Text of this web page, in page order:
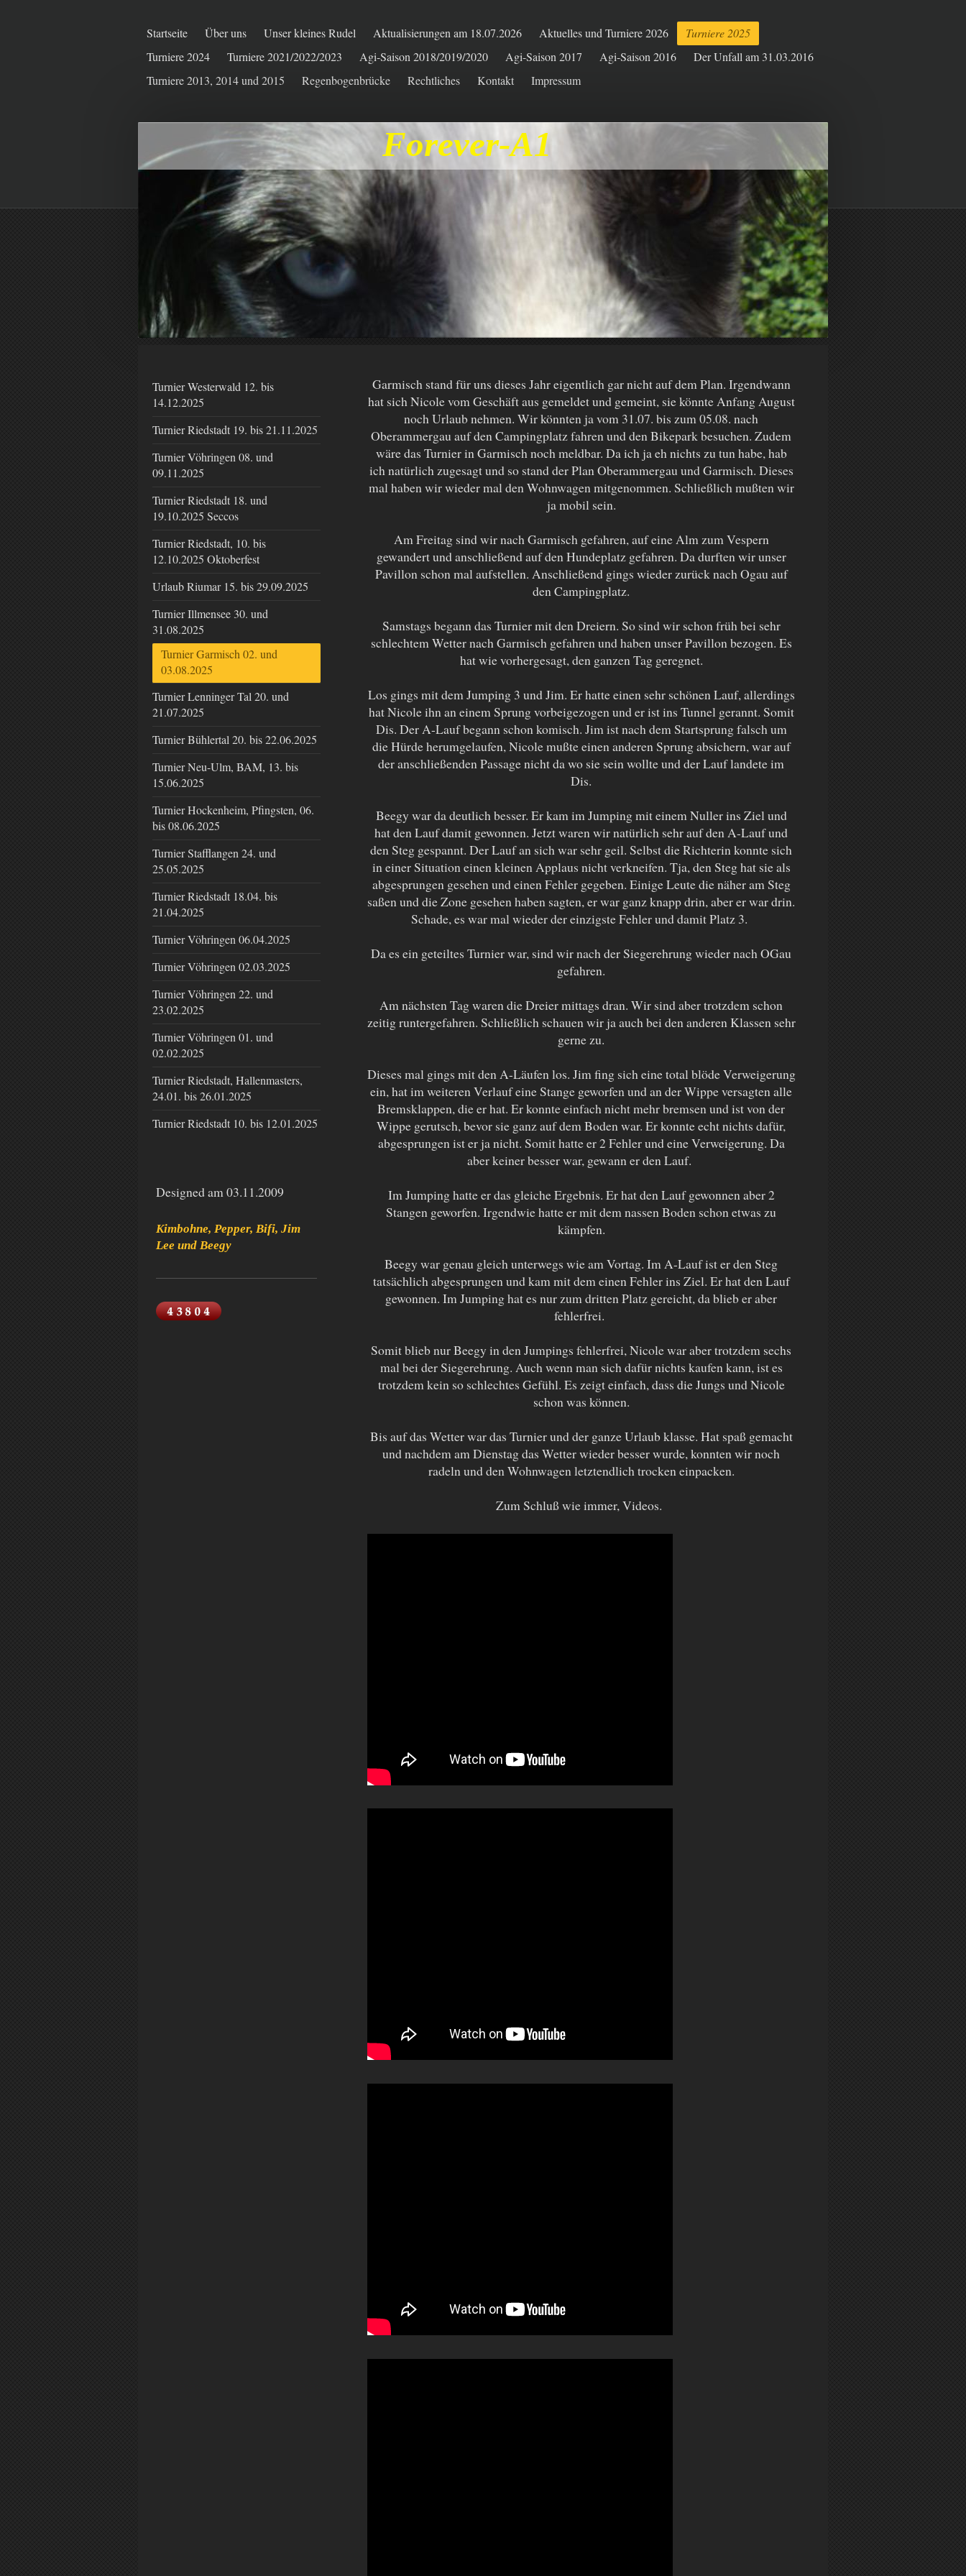
Startseite Über uns Unser kleines Rudel Aktualisierungen am 18.07.2026 Aktuelles und Turniere 2026
Turniere 2025
Turniere 2024
Turniere 2021/2022/2023 Agi-Saison 2018/2019/2020 Agi-Saison 2017 Agi-Saison 2016
Der Unfall am 31.03.2016
Turniere 2013, 2014 und 2015
Regenbogenbrücke Rechtliches Kontakt Impressum
Forever-A1
Garmisch stand für uns dieses Jahr eigentlich gar nicht auf dem Plan. Irgendwann
hat sich Nicole vom Geschäft aus gemeldet und gemeint, sie könnte Anfang August
noch Urlaub nehmen. Wir könnten ja vom 31.07. bis zum 05.08. nach
Oberammergau auf den Campingplatz fahren und den Bikepark besuchen. Zudem
wäre das Turnier in Garmisch noch meldbar. Da ich ja eh nichts zu tun habe, hab
ich natürlich zugesagt und so stand der Plan Oberammergau und Garmisch. Dieses
mal haben wir wieder mal den Wohnwagen mitgenommen. Schließlich mußten wir
ja mobil sein.
Am Freitag sind wir nach Garmisch gefahren, auf eine Alm zum Vespern
gewandert und anschließend auf den Hundeplatz gefahren. Da durften wir unser
Pavillon schon mal aufstellen. Anschließend gings wieder zurück nach Ogau auf
den Campingplatz.
Samstags begann das Turnier mit den Dreiern. So sind wir schon früh bei sehr
schlechtem Wetter nach Garmisch gefahren und haben unser Pavillon bezogen. Es
hat wie vorhergesagt, den ganzen Tag geregnet.
Los gings mit dem Jumping 3 und Jim. Er hatte einen sehr schönen Lauf, allerdings
hat Nicole ihn an einem Sprung vorbeigezogen und er ist ins Tunnel gerannt. Somit
Dis. Der A-Lauf begann schon komisch. Jim ist nach dem Startsprung falsch um
die Hürde herumgelaufen, Nicole mußte einen anderen Sprung absichern, war auf
der anschließenden Passage nicht da wo sie sein wollte und der Lauf landete im
Dis.
Beegy war da deutlich besser. Er kam im Jumping mit einem Nuller ins Ziel und
hat den Lauf damit gewonnen. Jetzt waren wir natürlich sehr auf den A-Lauf und
den Steg gespannt. Der Lauf an sich war sehr geil. Selbst die Richterin konnte sich
in einer Situation einen kleinen Applaus nicht verkneifen. Tja, den Steg hat sie als
abgesprungen gesehen und einen Fehler gegeben. Einige Leute die näher am Steg
saßen und die Zone gesehen haben sagten, er war ganz knapp drin, aber er war drin.
Schade, es war mal wieder der einzigste Fehler und damit Platz 3.
Da es ein geteiltes Turnier war, sind wir nach der Siegerehrung wieder nach OGau
gefahren.
Am nächsten Tag waren die Dreier mittags dran. Wir sind aber trotzdem schon
zeitig runtergefahren. Schließlich schauen wir ja auch bei den anderen Klassen sehr
gerne zu.
Dieses mal gings mit den A-Läufen los. Jim fing sich eine total blöde Verweigerung
ein, hat im weiteren Verlauf eine Stange geworfen und an der Wippe versagten alle
Bremsklappen, die er hat. Er konnte einfach nicht mehr bremsen und ist von der
Wippe gerutsch, bevor sie ganz auf dem Boden war. Er konnte echt nichts dafür,
abgesprungen ist er ja nicht. Somit hatte er 2 Fehler und eine Verweigerung. Da
aber keiner besser war, gewann er den Lauf.
Im Jumping hatte er das gleiche Ergebnis. Er hat den Lauf gewonnen aber 2
Stangen geworfen. Irgendwie hatte er mit dem nassen Boden schon etwas zu
kämpfen.
Beegy war genau gleich unterwegs wie am Vortag. Im A-Lauf ist er den Steg
tatsächlich abgesprungen und kam mit dem einen Fehler ins Ziel. Er hat den Lauf
gewonnen. Im Jumping hat es nur zum dritten Platz gereicht, da blieb er aber
fehlerfrei.
Somit blieb nur Beegy in den Jumpings fehlerfrei, Nicole war aber trotzdem sechs
mal bei der Siegerehrung. Auch wenn man sich dafür nichts kaufen kann, ist es
trotzdem kein so schlechtes Gefühl. Es zeigt einfach, dass die Jungs und Nicole
schon was können.
Bis auf das Wetter war das Turnier und der ganze Urlaub klasse. Hat spaß gemacht
und nachdem am Dienstag das Wetter wieder besser wurde, konnten wir noch
radeln und den Wohnwagen letztendlich trocken einpacken.
Zum Schluß wie immer, Videos.
Turnier Westerwald 12. bis
14.12.2025
Turnier Riedstadt 19. bis 21.11.2025
Turnier Vöhringen 08. und
09.11.2025
Turnier Riedstadt 18. und
19.10.2025 Seccos
Turnier Riedstadt, 10. bis
12.10.2025 Oktoberfest
Urlaub Riumar 15. bis 29.09.2025
Turnier Illmensee 30. und
31.08.2025
Turnier Garmisch 02. und
03.08.2025
Turnier Lenninger Tal 20. und
21.07.2025
Turnier Bühlertal 20. bis 22.06.2025
Turnier Neu-Ulm, BAM, 13. bis
15.06.2025
Turnier Hockenheim, Pfingsten, 06.
bis 08.06.2025
Turnier Stafflangen 24. und
25.05.2025
Turnier Riedstadt 18.04. bis
21.04.2025
Turnier Vöhringen 06.04.2025
Turnier Vöhringen 02.03.2025
Turnier Vöhringen 22. und
23.02.2025
Turnier Vöhringen 01. und
02.02.2025
Turnier Riedstadt, Hallenmasters,
24.01. bis 26.01.2025
Turnier Riedstadt 10. bis 12.01.2025
Designed am 03.11.2009
Kimbohne, Pepper, Bifi, Jim
Lee und Beegy